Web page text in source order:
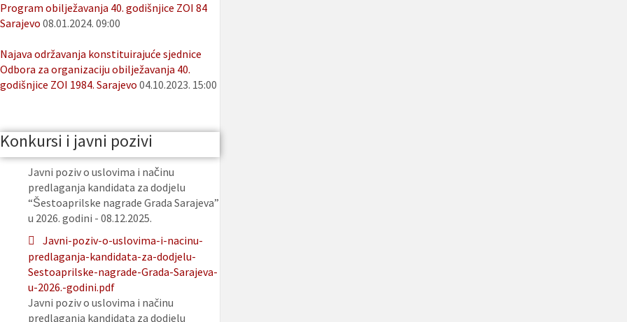
Program obilježavanja 40. godišnjice ZOI 84
Sarajevo 08.01.2024. 09:00
Najava održavanja konstituirajuće sjednice
Odbora za organizaciju obilježavanja 40.
godišnjice ZOI 1984. Sarajevo 04.10.2023. 15:00
Konkursi i javni pozivi
Javni poziv o uslovima i načinu
predlaganja kandidata za dodjelu
“Šestoaprilske nagrade Grada Sarajeva”
u 2026. godini - 08.12.2025.
Javni-poziv-o-uslovima-i-nacinu-
predlaganja-kandidata-za-dodjelu-
Sestoaprilske-nagrade-Grada-Sarajeva-
u-2026.-godini.pdf
Javni poziv o uslovima i načinu
predlaganja kandidata za dodjelu